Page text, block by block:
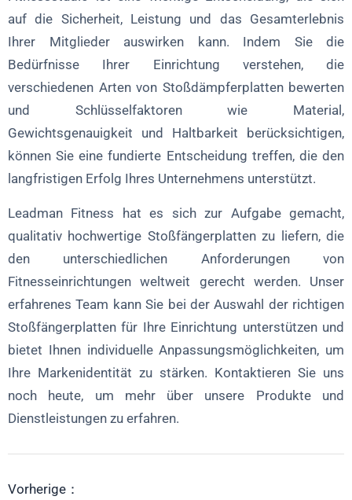
auf die Sicherheit, Leistung und das Gesamterlebnis
Ihrer Mitglieder auswirken kann. Indem Sie die
Bedürfnisse Ihrer Einrichtung verstehen, die
verschiedenen Arten von Stoßdämpferplatten bewerten
und Schlüsselfaktoren wie Material,
Gewichtsgenauigkeit und Haltbarkeit berücksichtigen,
können Sie eine fundierte Entscheidung treffen, die den
langfristigen Erfolg Ihres Unternehmens unterstützt.
Leadman Fitness hat es sich zur Aufgabe gemacht,
qualitativ hochwertige Stoßfängerplatten zu liefern, die
den unterschiedlichen Anforderungen von
Fitnesseinrichtungen weltweit gerecht werden. Unser
erfahrenes Team kann Sie bei der Auswahl der richtigen
Stoßfängerplatten für Ihre Einrichtung unterstützen und
bietet Ihnen individuelle Anpassungsmöglichkeiten, um
Ihre Markenidentität zu stärken. Kontaktieren Sie uns
noch heute, um mehr über unsere Produkte und
Dienstleistungen zu erfahren.
Vorherige：